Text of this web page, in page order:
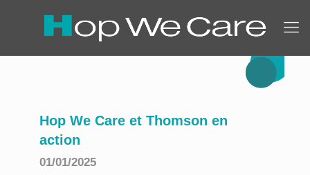
Hop We Care et Thomson en
action
01/01/2025